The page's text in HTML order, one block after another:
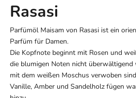
Rasasi
Parfümöl Maisam von Rasasi ist ein
Parfüm für Damen.
Die Kopfnote beginnt mit Rosen und
die blumigen Noten nicht
mit dem weißen Moschus verwoben
Vanille, Amber und Sandelholz fügen